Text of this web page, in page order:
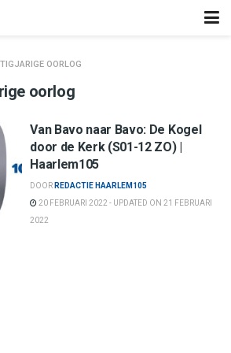
OORLOG
oorlog
Van Bavo naar Bavo: De Kogel
door de Kerk (S01-12 ZO) |
Haarlem105
DOOR REDACTIE HAARLEM105
20 FEBRUARI 2022 - UPDATED ON 21 FEBRUARI
2022